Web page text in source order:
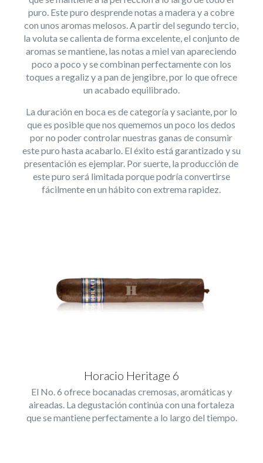
puro. Este puro desprende notas a madera y a cobre
con unos aromas melosos. A partir del segundo tercio,
la voluta se calienta de forma excelente, el conjunto de
aromas se mantiene, las notas a miel van apareciendo
poco a poco y se combinan perfectamente con los
toques a regaliz y a pan de jengibre, por lo que ofrece
un acabado equilibrado.
La duración en boca es de categoría y saciante, por lo
que es posible que nos quememos un poco los dedos
por no poder controlar nuestras ganas de consumir
este puro hasta acabarlo. El éxito está garantizado y su
presentación es ejemplar. Por suerte, la producción de
este puro será limitada porque podría convertirse
fácilmente en un hábito con extrema rapidez.
Horacio Heritage 6
El No. 6 ofrece bocanadas cremosas, aromáticas y
aireadas. La degustación continúa con una fortaleza
que se mantiene perfectamente a lo largo del tiempo.